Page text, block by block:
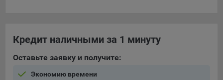
Кредит наличными за 1 минуту
Оставьте заявку и получите:
Экономию времени